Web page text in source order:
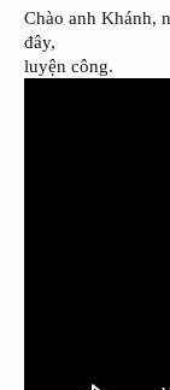
Chào anh Khánh,
đây,
luyện công.